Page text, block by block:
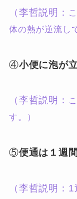
（李哲説明：
体の熱が逆流し
④小便に泡が立
（李哲説明：
す。）
⑤便通は１週
（李哲説明：